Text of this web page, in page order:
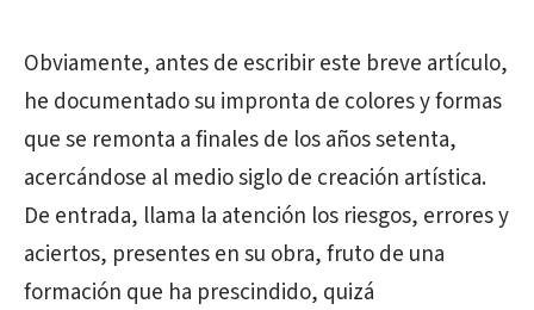
Obviamente, antes de escribir este breve artículo,
he documentado su impronta de colores y formas
que se remonta a finales de los años setenta,
acercándose al medio siglo de creación artística.
De entrada, llama la atención los riesgos, errores y
aciertos, presentes en su obra, fruto de una
formación que ha prescindido, quizá